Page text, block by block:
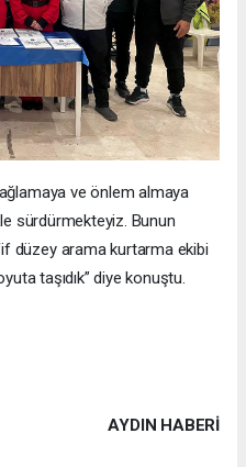
ve önlem almaya
sürdürmekteyiz. Bunun
düzey arama kurtarma ekibi
taşıdık” diye konuştu.
AYDIN HABERİ